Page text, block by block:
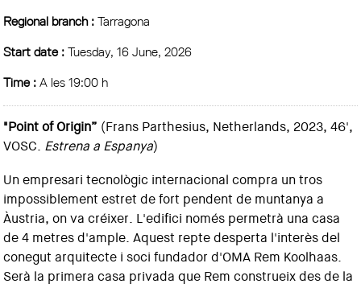
Regional branch :Tarragona
Start date :Tuesday, 16 June, 2026
Time :A les 19:00 h
"Point of Origin” (Frans Parthesius, Netherlands, 2023, 46',
VOSC. Estrena a Espanya)
Un empresari tecnològic internacional compra un tros
impossiblement estret de fort pendent de muntanya a
Àustria, on va créixer. L'edifici només permetrà una casa
de 4 metres d'ample. Aquest repte desperta l'interès del
conegut arquitecte i soci fundador d'OMA Rem Koolhaas.
Serà la primera casa privada que Rem construeix des de la